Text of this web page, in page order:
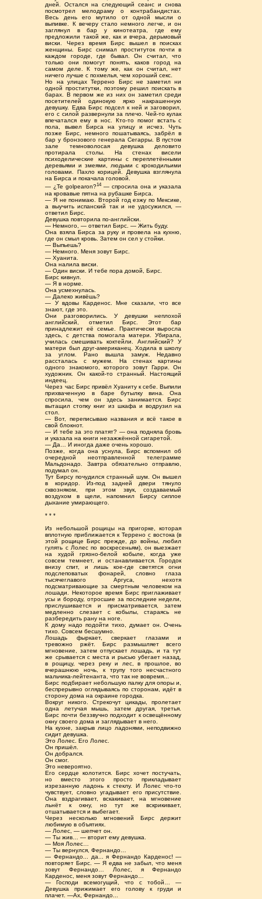
дней. Остался на следующий сеанс и снова
посмотрел мелодраму о контрабандистах.
Весь день его мутило от одной мысли о
выпивке. К вечеру стало немного легче, и он
заглянул в бар у кинотеатра, где ему
предложили такой же, как и вчера, дерьмовый
виски. Через время Бирс вышел в поисках
женщины. Бирс снимал проституток почти в
каждом городе, где бывал. Он считал, что
только они помогут понять, каков город на
самом деле. К тому же, как он считал, нет
ничего лучше с похмелья, чем хороший секс.
Но на улицах Террено Бирс не заметил ни
одной проститутки, поэтому решил поискать в
барах. В первом же из них он заметил среди
посетителей одинокую ярко накрашенную
девушку. Едва Бирс подсел к ней и заговорил,
его с силой развернули за плечо. Чей-то кулак
впечатался ему в нос. Кто-то помог встать с
пола, вывел Бирса на улицу и исчез. Чуть
позже Бирс, немного пошатываясь, забрёл в
бар у бронзового генерала Сегарры. В пустом
зале темноволосая девушка деловито
протирала столы. На стенах висели
психоделические картины с переплетёнными
деревьями и змеями, людьми с крокодильими
головами. Пахло корицей. Девушка взглянула
на Бирса и покачала головой.
— ¿Te golpearon?14— спросила она и указала
на кровавые пятна на рубашке Бирса.
— Я не понимаю. Второй год езжу по Мексике,
а выучить испанский так и не удосужился, —
ответил Бирс.
Девушка повторила по-английски.
— Немного, — ответил Бирс. — Жить буду.
Она взяла Бирса за руку и провела на кухню,
где он смыл кровь. Затем он сел у стойки.
— Выпьешь?
— Немного. Меня зовут Бирс.
— Хуанита.
Она налила виски.
— Один виски. И тебе пора домой, Бирс.
Бирс кивнул.
— Я в норме.
Она усмехнулась.
— Далеко живёшь?
— У вдовы Карденос. Мне сказали, что все
знают, где это.
Они разговорились. У девушки неплохой
английский, отметил Бирс. Этот бар
принадлежит её семье. Практически выросла
здесь, с детства помогала матери. Убирала,
училась смешивать коктейли. Английский? У
матери был друг-американец. Ходила в школу
за углом. Рано вышла замуж. Недавно
рассталась с мужем. На стенах картины
одного знакомого, которого зовут Гарри. Он
художник. Он какой-то странный. Настоящий
индеец.
Через час Бирс привёл Хуаниту к себе. Выпили
прихваченную в баре бутылку вина. Она
спросила, чем он здесь занимается. Бирс
вытащил стопку книг из шкафа и водрузил на
стол.
— Вот, переписываю названия и всё такое в
свой блокнот.
— И тебе за это платят? — она подняла бровь
и указала на книги незажжённой сигаретой.
— Да… И иногда даже очень хорошо.
Позже, когда она уснула, Бирс вспомнил об
очередной неотправленной телеграмме
Мальдонадо. Завтра обязательно отправлю,
подумал он.
Тут Бирсу почудился странный шум. Он вышел
в коридор. Из-под задней двери тянуло
сквозняком, при этом звук, создаваемый
воздухом в щели, напомнил Бирсу сиплое
дыхание умирающего.
* * *
Из небольшой рощицы на пригорке, которая
вплотную приближается к Террено с востока (в
этой рощице Бирс прежде, до войны, любил
гулять с Лолес по воскресеньям), он выезжает
на худой грязно-белой кобыле, когда уже
совсем темнеет, и останавливается. Городок
внизу спит, и лишь кое-где светятся огни
подслеповатых фонарей, словно глаза
тысячеглавого Аргуса, нехотя
подсматривающие за смертным человеком на
лошади. Некоторое время Бирс приглаживает
усы и бороду, отросшие за последние недели,
прислушивается и присматривается, затем
медленно слезает с кобылы, стараясь не
разбередить рану на ноге.
К дому надо подойти тихо, думает он. Очень
тихо. Совсем бесшумно.
Лошадь фыркает, сверкает глазами и
тревожно ржёт. Бирс размышляет всего
мгновение, затем отпускает лошадь, и та тут
же срывается с места и рысью убегает назад,
в рощицу, через реку и лес, в прошлое, во
вчерашнюю ночь, к трупу того несчастного
мальчика-лейтенанта, что так не вовремя...
Бирс подбирает небольшую палку для опоры и,
беспрерывно оглядываясь по сторонам, идёт в
сторону дома на окраине городка.
Вокруг никого. Стрекочут цикады, пролетает
одна летучая мышь, затем другая, третья.
Бирс почти беззвучно подходит к освещённому
окну своего дома и заглядывает в него.
На кухне, закрыв лицо ладонями, неподвижно
сидит девушка.
Это Лолес. Его Лолес.
Он пришёл.
Он добрался.
Он смог.
Это невероятно.
Его сердце колотится. Бирс хочет постучать,
но вместо этого просто прикладывает
изрезанную ладонь к стеклу. И Лолес что-то
чувствует, словно угадывает его присутствие.
Она вздрагивает, вскакивает, на мгновение
льнёт к окну, но тут же вскрикивает,
отшатывается и выбегает.
Через несколько мгновений Бирс держит
любимую в объятиях.
— Лолес, — шепчет он.
— Ты жив… — вторит ему девушка.
— Моя Лолес…
— Ты вернулся, Фернандо…
— Фернандо... да... я Фернандо Карденос! —
повторяет Бирс. — Я едва не забыл, что меня
зовут Фернандо… Лолес, я Фернандо
Карденос, меня зовут Фернандо…
— Господи всемогущий, что с тобой… —
Девушка прижимает его голову к груди и
плачет. —Ах, Фернандо...